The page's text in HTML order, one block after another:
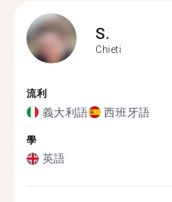
S.
Chieti
流利
義大利語 西班牙語
學
英語